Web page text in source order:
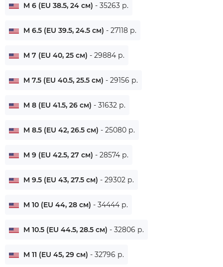
M 6 (EU 38.5, 24 см) - 35263 р.
M 6.5 (EU 39.5, 24.5 см) - 27118 р.
M 7 (EU 40, 25 см) - 29884 р.
M 7.5 (EU 40.5, 25.5 см) - 29156 р.
M 8 (EU 41.5, 26 см) - 31632 р.
M 8.5 (EU 42, 26.5 см) - 25080 р.
M 9 (EU 42.5, 27 см) - 28574 р.
M 9.5 (EU 43, 27.5 см) - 29302 р.
M 10 (EU 44, 28 см) - 34444 р.
M 10.5 (EU 44.5, 28.5 см) - 32806 р.
M 11 (EU 45, 29 см) - 32796 р.